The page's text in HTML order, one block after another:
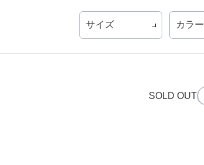
サイズ カラー
SOLD OUT